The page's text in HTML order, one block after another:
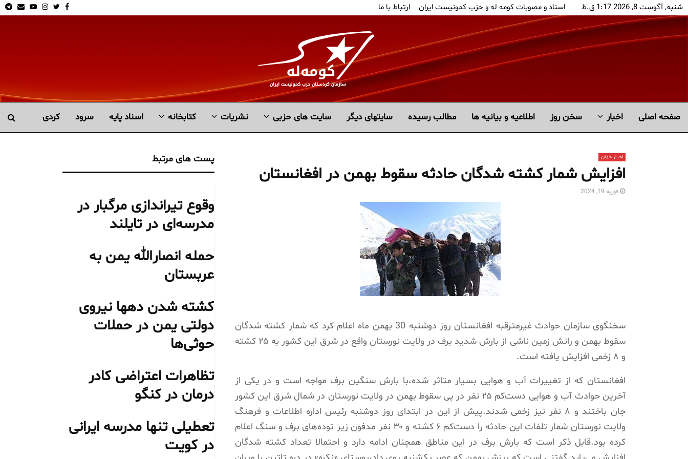
شنبه, آگوست 8, 2026 1:17 ق.ظ اسناد و مصوبات کومه له و حزب کمونیست ایران ارتباط با ما Facebook
Twitter
Instagram
Youtube
Email
صفحه اصلی اخبار سخن روز اطلاعیه و بیانیه ها مطالب رسیده سايتهاى ديگر سایت های حزبی نشریات کتابخانە اسناد پایه سرود کردی
اخبار جهان
افزایش شمار کشته شدگان حادثه سقوط بهمن در افغانستان
فوریه 19, 2024
سخنگوی سازمان حوادث غیرمترقبه افغانستان روز دوشنبه 30 بهمن ماه اعلام کرد که شمار کشته شدگان
سقوط بهمن و رانش زمین ناشی از بارش شدید برف در ولایت نورستان واقع در شرق این کشور به ۲۵ کشته
و ۸ زخمی افزایش یافته است.
افغانستان که از تغییرات آب و هوایی بسیار متاثر شده،با بارش سنگین برف مواجه است و در یکی از
آخرین حوادث آب و هوایی دست‌کم ۲۵ نفر در پی سقوط بهمن در ولایت نورستان در شمال شرق این کشور
جان باختند و ۸ نفر نیز زخمی شدند.پیش از این در ابتدای روز دوشنبه رئیس اداره اطلاعات و فرهنگ
ولایت نورستان شمار تلفات این حادثه را دست‌کم ۶ کشته و ۳۰ نفر مدفون زیر توده‌های برف و سنگ اعلام
کرده بود.قابل ذکر است که بارش برف در این مناطق همچنان ادامه دارد و احتمالا تعداد کشته شدگان
پست های مرتبط
وقوع تیراندازی مرگبار در
مدرسه‌ای در تایلند
حمله انصارالله یمن به
عربستان
کشته شدن دهها نیروی
دولتی یمن در حملات
حوثی‌ها
تظاهرات اعتراضی کادر
درمان در کنگو
تعطیلی تنها مدرسه ایرانی
در کویت